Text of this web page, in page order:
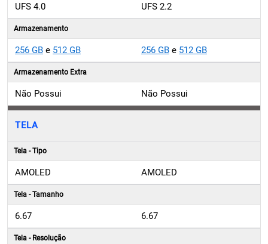
UFS 4.0 UFS 2.2
Armazenamento
256 GB e 512 GB 256 GB e 512 GB
Armazenamento Extra
Não Possui Não Possui
TELA
Tela - Tipo
AMOLED AMOLED
Tela - Tamanho
6.67 6.67
Tela - Resolução